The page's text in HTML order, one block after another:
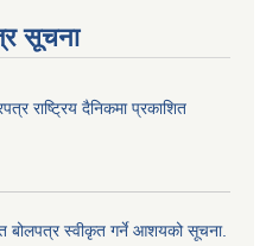
सूचना
राष्ट्रिय दैनिकमा प्रकाशित
बोलपत्र स्वीकृत गर्ने आशयको सूचना.